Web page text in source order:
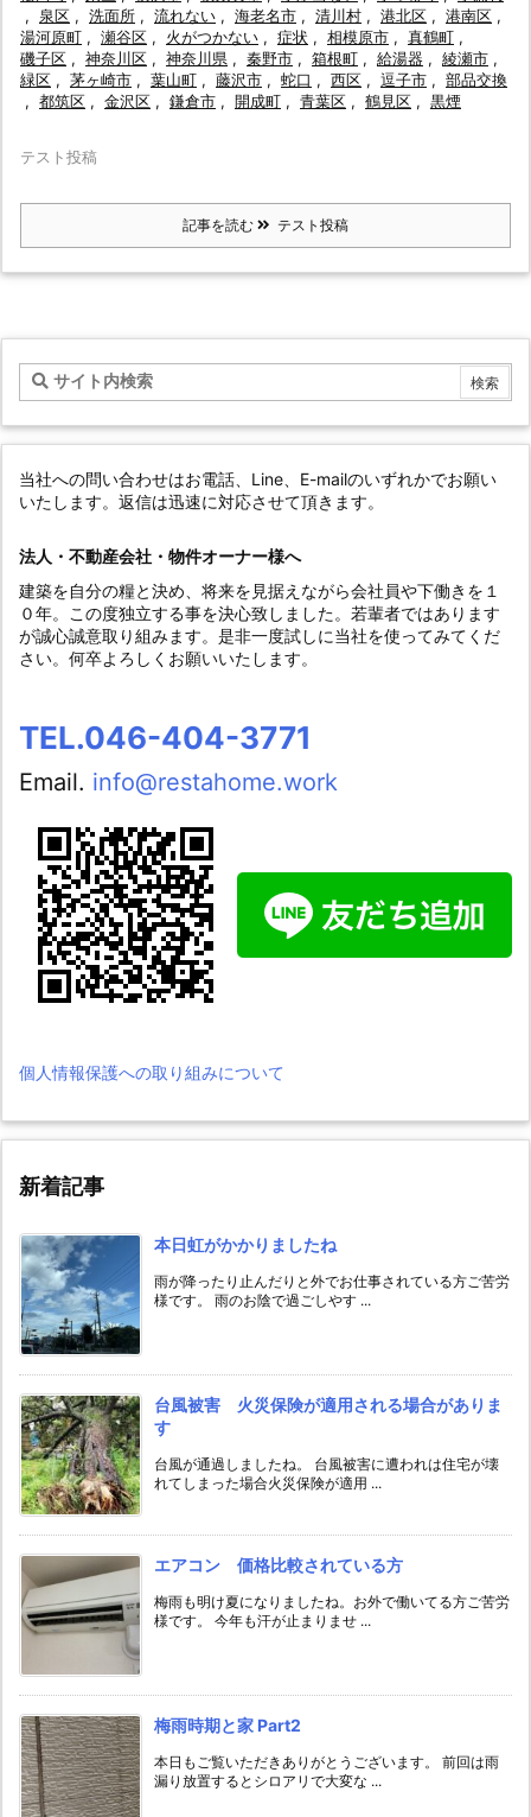
,
泉区 , 洗面所 , 流れない , 海老名市 , 清川村 , 港北区 , 港南区 ,
湯河原町 , 瀬谷区 , 火がつかない , 症状 , 相模原市 , 真鶴町 ,
磯子区 , 神奈川区 , 神奈川県 , 秦野市 , 箱根町 , 給湯器 , 綾瀬市 ,
緑区 , 茅ヶ崎市 , 葉山町 , 藤沢市 , 蛇口 , 西区 , 逗子市 , 部品交換
, 都筑区 , 金沢区 , 鎌倉市 , 開成町 , 青葉区 , 鶴見区 , 黒煙
テスト投稿
記事を読む テスト投稿
当社への問い合わせはお電話、Line、E-mailのいずれかでお願い
いたします。返信は迅速に対応させて頂きます。
法人・不動産会社・物件オーナー様へ
建築を自分の糧と決め、将来を見据えながら会社員や下働きを１
０年。この度独立する事を決心致しました。若輩者ではあります
が誠心誠意取り組みます。是非一度試しに当社を使ってみてくだ
さい。何卒よろしくお願いいたします。
TEL.046-404-3771
Email. info@restahome.work
個人情報保護への取り組みについて
新着記事
本日虹がかかりましたね
雨が降ったり止んだりと外でお仕事されている方ご苦労
様です。 雨のお陰で過ごしやす ...
台風被害 火災保険が適用される場合がありま
す
台風が通過しましたね。 台風被害に遭われは住宅が壊
れてしまった場合火災保険が適用 ...
エアコン 価格比較されている方
梅雨も明け夏になりましたね。お外で働いてる方ご苦労
様です。 今年も汗が止まりませ ...
梅雨時期と家 Part2
本日もご覧いただきありがとうございます。 前回は雨
漏り放置するとシロアリで大変な ...